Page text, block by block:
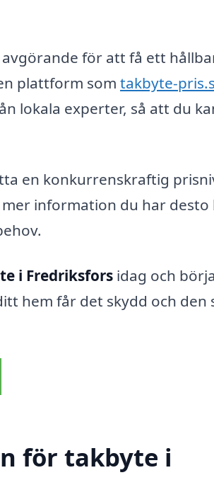
för att få ett
plattform som takbyte-
lokala experter, så att du
en konkurrenskraftig
mer information du har
i Fredriksfors idag och
hem får det skydd och den
för takbyte i